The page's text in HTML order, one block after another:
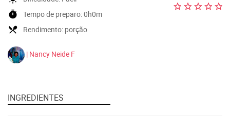
timer Tempo de preparo:0h0m
local_dining Rendimento: porção
| Nancy Neide F
INGREDIENTES